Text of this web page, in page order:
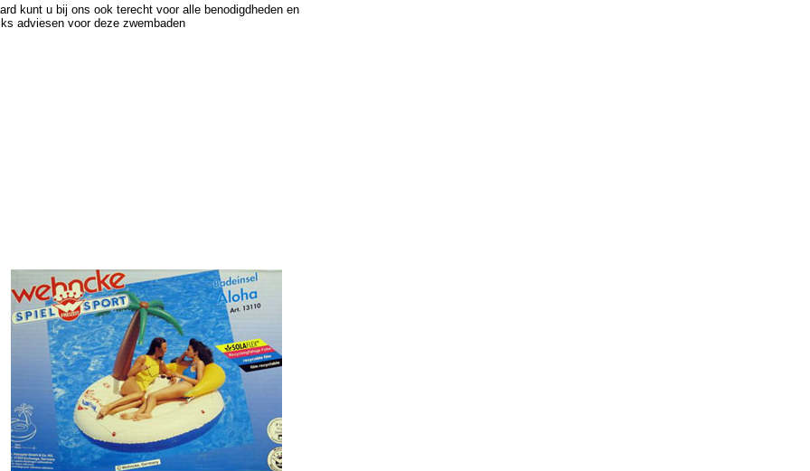
kunt u bij ons ook terecht voor alle benodigdheden en
adviesen voor deze zwembaden